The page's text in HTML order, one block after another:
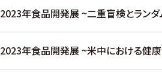
2023年食品開発展 ~二重盲検とラン
2023年食品開発展 ~米中における健